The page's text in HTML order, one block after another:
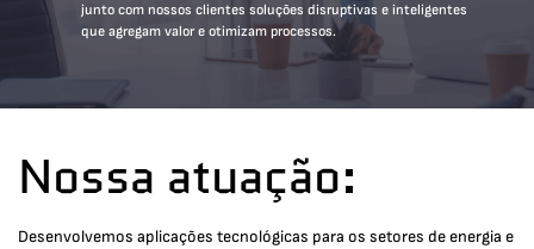
junto com nossos clientes soluções disruptivas e inteligentes
que agregam valor e otimizam processos.
Nossa atuação:
Desenvolvemos aplicações tecnológicas para os setores de energia e